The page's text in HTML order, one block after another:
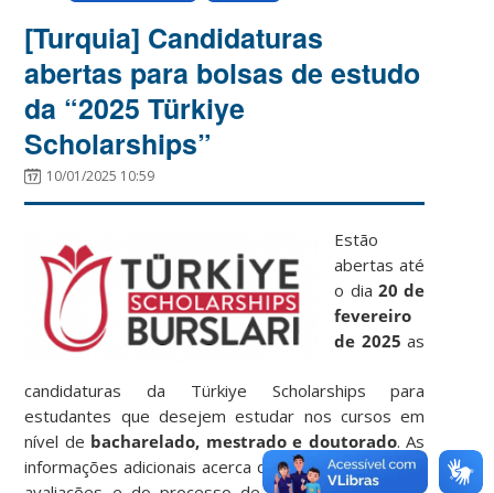
[Turquia] Candidaturas
abertas para bolsas de estudo
da “2025 Türkiye
Scholarships”
10/01/2025 10:59
Estão
abertas até
o dia 20 de
fevereiro
de 2025as
candidaturas da Türkiye Scholarships para
estudantes que desejem estudar nos cursos em
nível de bacharelado, mestrado e doutorado. As
informações adicionais acerca das candidaturas, das